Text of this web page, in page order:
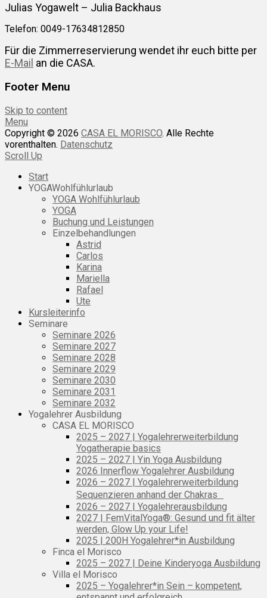
Julias Yogawelt – Julia Backhaus
Telefon: 0049-17634812850
Für die Zimmerreservierung wendet ihr euch bitte per
E-Mail an die CASA.
Footer Menu
Skip to content
Menu
Copyright © 2026 CASA EL MORISCO. Alle Rechte
vorenthalten. Datenschutz
Scroll Up
Start
YOGAWohlfühlurlaub
YOGA Wohlfühlurlaub
YOGA
Buchung und Leistungen
Einzelbehandlungen
Astrid
Carlos
Karina
Mariella
Rafael
Ute
Kursleiterinfo
Seminare
Seminare 2026
Seminare 2027
Seminare 2028
Seminare 2029
Seminare 2030
Seminare 2031
Seminare 2032
Yogalehrer Ausbildung
CASA EL MORISCO
2025 – 2027 | Yogalehrerweiterbildung
Yogatherapie basics
2025 – 2027 | Yin Yoga Ausbildung
2026 Innerflow Yogalehrer Ausbildung
2026 – 2027 | Yogalehrerweiterbildung
Sequenzieren anhand der Chakras
2026 – 2027 | Yogalehrerausbildung
2027 | FemVitalYoga®: Gesund und fit älter
werden, Glow Up your Life!
2025 | 200H Yogalehrer*in Ausbildung
Finca el Morisco
2025 – 2027 | Deine Kinderyoga Ausbildung
Villa el Morisco
2025 – Yogalehrer*in Sein – kompetent,